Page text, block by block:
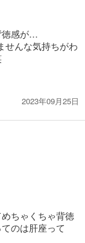
徳感が…
せんな気持ちがわ
2023年09月25日
ちゃくちゃ背徳
のは肝座って